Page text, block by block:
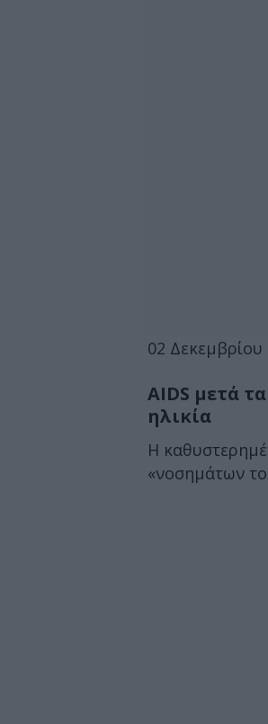
02 Δεκεμβρίου
AIDS μετά
ηλικία
Η
«νοσημάτων